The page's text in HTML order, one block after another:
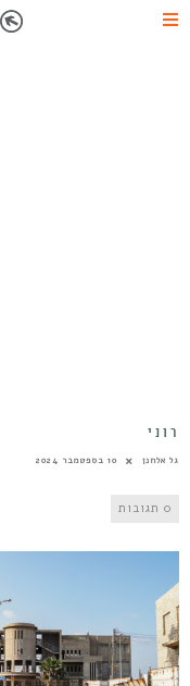
רוני
גל אלחנן 10 בספטמבר 2024
0 תגובות